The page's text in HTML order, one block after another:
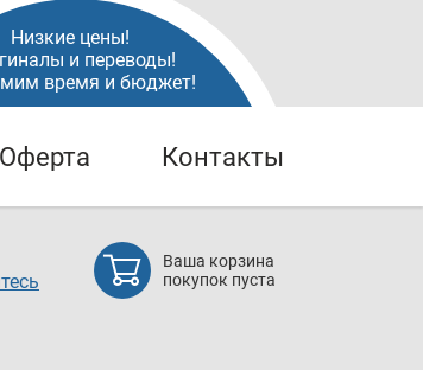
Низкие цены!
и переводы!
время и бюджет!
Оферта Контакты
Ваша корзина
покупок пуста